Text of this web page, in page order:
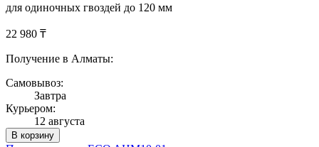
для одиночных гвоздей до 120 мм
22 980 ₸
Получение в Алматы:
Самовывоз:
Завтра
Курьером:
12 августа
В корзину